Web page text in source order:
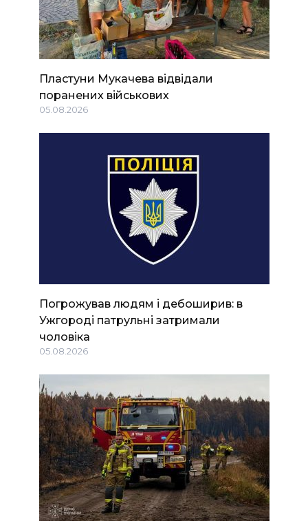
Пластуни Мукачева відвідали
поранених військових
05.08.2026
Погрожував людям і дебоширив: в
Ужгороді патрульні затримали
чоловіка
05.08.2026